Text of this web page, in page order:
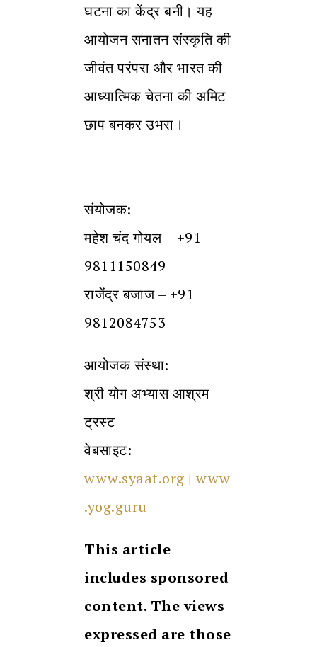
घटना का केंद्र बनी। यह
आयोजन सनातन संस्कृति की
जीवंत परंपरा और भारत की
आध्यात्मिक चेतना की अमिट
छाप बनकर उभरा।
—
संयोजक:
महेश चंद गोयल – ‪+91
9811150849‬
राजेंद्र बजाज – ‪+91
9812084753‬
आयोजक संस्था:
श्री योग अभ्यास आश्रम
ट्रस्ट
वेबसाइट:
www.syaat.org | www
.yog.guru
This article
includes sponsored
content. The views
expressed are those